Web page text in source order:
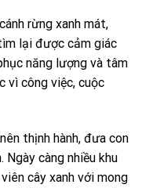
rừng xanh mát,
lại được cảm giác
năng lượng và tâm
vì công việc, cuộc
thịnh hành, đưa con
càng nhiều khu
cây xanh với mong